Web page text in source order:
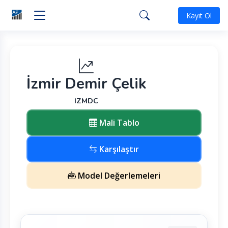
Kayıt Ol
İzmir Demir Çelik
IZMDC
Mali Tablo
Karşılaştır
Model Değerlemeleri